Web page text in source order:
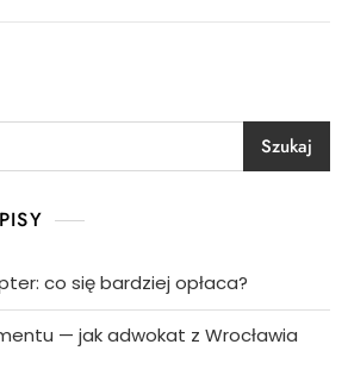
Szukaj
co się bardziej opłaca?
— jak adwokat z Wrocławia